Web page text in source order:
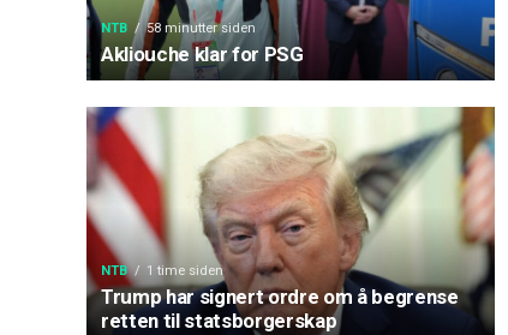
NTB 58 minutter siden
Akliouche klar for PSG
NTB 1 time siden
Trump har signert ordre om å begrense
retten til statsborgerskap